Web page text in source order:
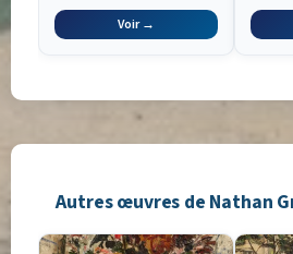
Voir →
Autres œuvres de Nathan